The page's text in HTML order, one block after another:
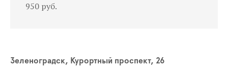
950 руб.
Зеленоградск, Курортный проспект, 26